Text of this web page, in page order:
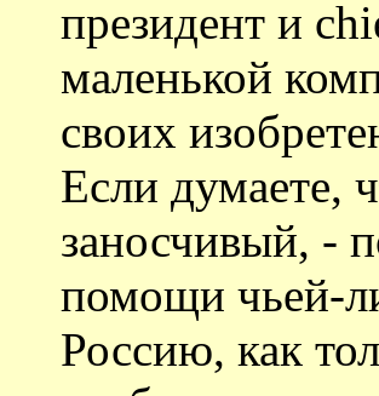
президент и
маленькой
своих
Если думаете,
заносчивый, -
помощи чьей-
Россию, как